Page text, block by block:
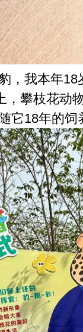
，我本年
攀枝花动
它18年的